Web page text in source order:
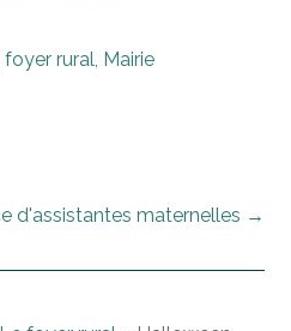
foyer rural, Mairie
d'assistantes maternelles →